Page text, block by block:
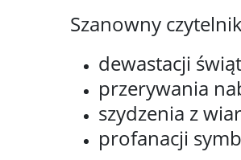
Szanowny
dewastacji
przerywania
szydzenia z
profanacji